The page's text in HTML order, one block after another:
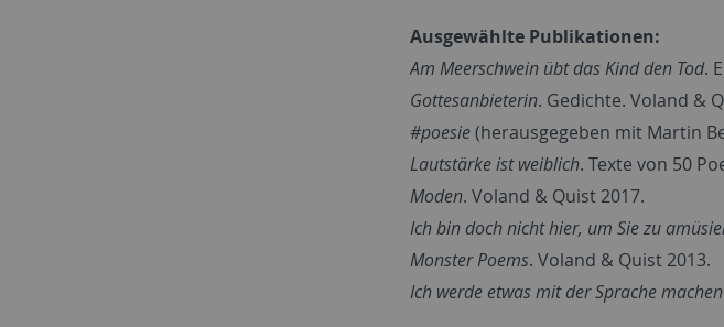
Ausgewählte Publikationen:
Am Meerschwein übt das Kind den Tod.
Gottesanbieterin. Gedichte. Voland &
#poesie(herausgegeben mit Martin
Lautstärke ist weiblich. Texte von 50
Moden. Voland & Quist 2017.
Ich bin doch nicht hier, um Sie zu
Monster Poems. Voland & Quist 2013.
Ich werde etwas mit der Sprache machen